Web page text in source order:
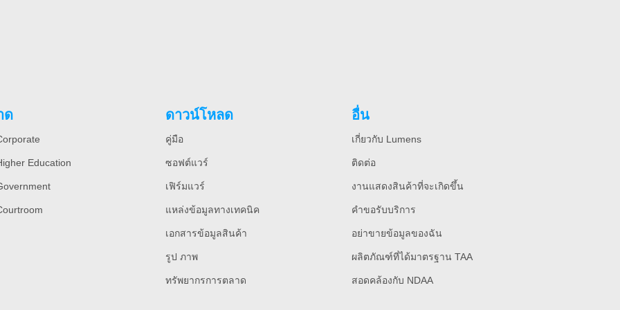
ด
Education
ดาวน์โหลด
คู่มือ
ซอฟต์แวร์
เฟิร์มแวร์
แหล่งข้อมูลทางเทคนิค
เอกสารข้อมูลสินค้า
รูป ภาพ
ทรัพยากรการตลาด
อื่น
เกี่ยวกับ Lumens
ติดต่อ
งานแสดงสินค้าที่จะเกิดขึ้น
คําขอรับบริการ
อย่าขายข้อมูลของฉัน
ผลิตภัณฑ์ที่ได้มาตรฐาน TAA
สอดคล้องกับ NDAA